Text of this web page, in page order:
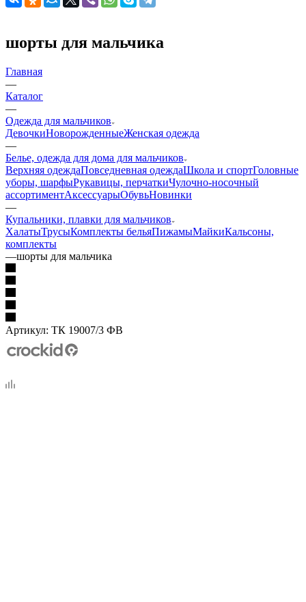
шорты для мальчика
Главная
—
Каталог
—
Одежда для мальчиков
ДевочкиНоворожденныеЖенская одежда
—
Белье, одежда для дома для мальчиков
Верхняя одеждаПовседневная одеждаШкола и спортГоловные
уборы, шарфыРукавицы, перчаткиЧулочно-носочный
ассортиментАксессуарыОбувьНовинки
—
Купальники, плавки для мальчиков
ХалатыТрусыКомплекты бельяПижамыМайкиКальсоны,
комплекты
—шорты для мальчика
Артикул: ТК 19007/3 ФВ